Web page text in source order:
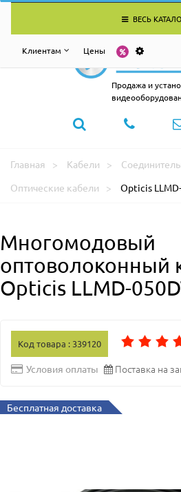
ВЕСЬ
Клиентам Цены
Продажа и
Главная Кабели
Оптические кабели
Opticis
Многомодовый
оптоволоконный
Opticis LLMD-
Код товара : 339120
Условия оплаты Поставка на
Бесплатная доставка